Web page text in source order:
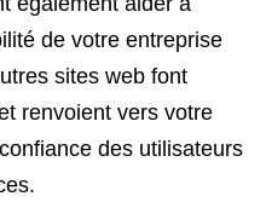
de votre entreprise
sites web font
renvoient vers votre
des utilisateurs